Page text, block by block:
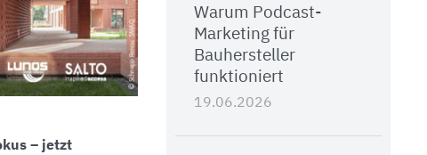
– jetzt
Warum Podcast-
Marketing für
Bauhersteller
funktioniert
19.06.2026